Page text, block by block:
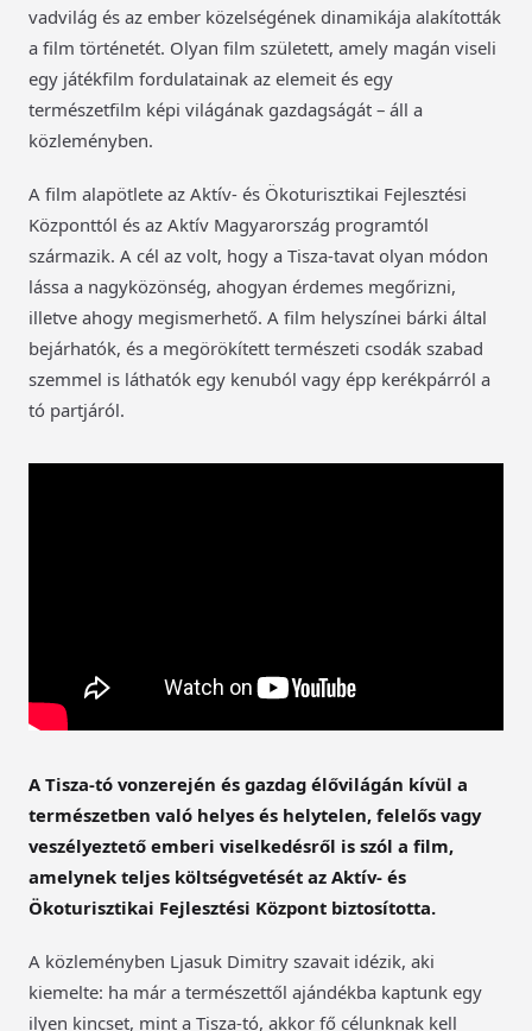
vadvilág és az ember közelségének dinamikája alakították
a film történetét. Olyan film született, amely magán viseli
egy játékfilm fordulatainak az elemeit és egy
természetfilm képi világának gazdagságát – áll a
közleményben.
A film alapötlete az Aktív- és Ökoturisztikai Fejlesztési
Központtól és az Aktív Magyarország programtól
származik. A cél az volt, hogy a Tisza-tavat olyan módon
lássa a nagyközönség, ahogyan érdemes megőrizni,
illetve ahogy megismerhető. A film helyszínei bárki által
bejárhatók, és a megörökített természeti csodák szabad
szemmel is láthatók egy kenuból vagy épp kerékpárról a
tó partjáról.
A Tisza-tó vonzerején és gazdag élővilágán kívül a
természetben való helyes és helytelen, felelős vagy
veszélyeztető emberi viselkedésről is szól a film,
amelynek teljes költségvetését az Aktív- és
Ökoturisztikai Fejlesztési Központ biztosította.
A közleményben Ljasuk Dimitry szavait idézik, aki
kiemelte: ha már a természettől ajándékba kaptunk egy
ilyen kincset, mint a Tisza-tó, akkor fő célunknak kell